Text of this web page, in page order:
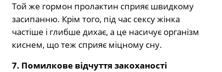
Той же гормон пролактин сприяє швидкому
засипанню. Крім того, під час сексу жінка
частіше і глибше дихає, а це насичує організм
киснем, що теж сприяє міцному сну.
7. Помилкове відчуття закоханості